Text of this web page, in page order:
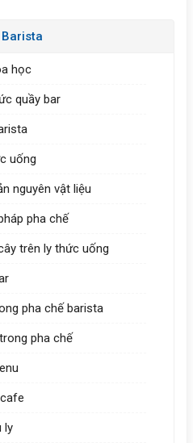
Barista
học
quầy bar
uống
nguyên vật liệu
pha chế
trên ly thức uống
pha chế barista
pha chế
ly